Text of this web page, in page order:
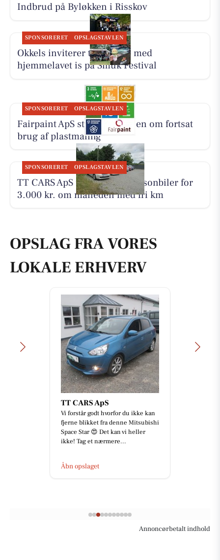
Indbrud på Byløkken i Risskov
SPONSORERET OPSLAGSTAVLEN
Okkels inviterer til pit stop med
hjemmelavet is på Smuk Festival
SPONSORERET OPSLAGSTAVLEN
Fairpaint ApS starter samtalen om fortsat
brug af plastmaling
SPONSORERET OPSLAGSTAVLEN
TT CARS ApS udlejer små personbiler for
3.000 kr. om måneden med fri km
OPSLAG FRA VORES
LOKALE ERHVERV
TT CARS ApS
Vi forstår godt hvorfor du ikke kan
fjerne blikket fra denne Mitsubishi
Space Star 😍 Det kan vi heller
ikke! Tag et nærmere...
Åbn opslaget
Annoncørbetalt indhold